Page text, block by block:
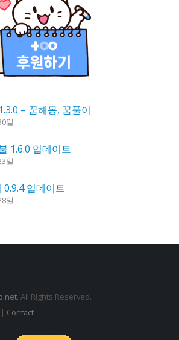
– 꿈해몽, 꿈풀이
일
1.6.0 업데이트
일
0.9.4 업데이트
일
3.9.3 업데이트
. All Rights Reserved.
| Contact